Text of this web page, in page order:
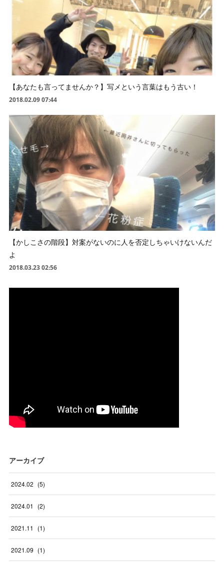
【あなたも言ってませんか？】写メという言葉はもう古い！
2018.02.09 07:44
【かしこさの階段】対案がないのに人を否定しちゃいけないんだ
よ
2018.03.23 02:56
アーカイブ
2024.02 (5)
2024.01 (2)
2021.11 (1)
2021.09 (1)